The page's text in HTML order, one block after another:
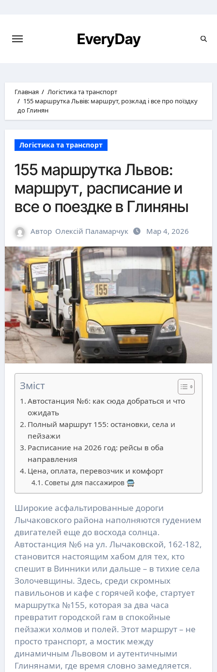
EveryDay
Главная
Логістика та транспорт
155 маршрутка Львів: маршрут, розклад і все про поїздку
до Глинян
Логістика та транспорт
155 маршрутка Львов:
маршрут, расписание и
все о поездке в Глиняны
Автор Олексій Паламарчук Мар 4, 2026
Зміст
Автостанция №6: как сюда добраться и что
ожидать
Полный маршрут 155: остановки, села и
пейзажи
Расписание на 2026 год: рейсы в оба
направления
Цена, оплата, перевозчик и комфорт
Советы для пассажиров 🚍
Широкие асфальтированные дороги
Лычаковского района наполняются гудением
двигателей еще до восхода солнца.
Автостанция №6 на ул. Лычаковской, 162-182,
становится настоящим хабом для тех, кто
спешит в Винники или дальше – в тихие села
Золочевщины. Здесь, среди скромных
павильонов и кафе с горячей кофе, стартует
маршрутка №155, которая за два часа
превратит городской гам в спокойные
пейзажи холмов и полей. Этот маршрут – не
просто транспорт, а мостик между
динамичным Львовом и аутентичными
Глинянами, где время словно замедляется.